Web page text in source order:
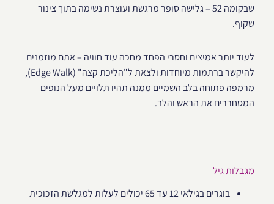
שבקומה 52 – גלישה סופר מרגשת ועוצרת נשימה בתוך צינור
שקוף.
לעוד יותר אמיצים וחסרי הפחד מחכה עוד חוויה – אתם מוזמנים
להיקשר ברתמות מיוחדות ולצאת ל"הליכת קצה" (Edge Walk),
מרמפה פתוחה בלב השמיים ממנה תהיו תלויים מעל הנופים
המסחררים את הראש והלב.
מגבלות גיל
בוגרים בגילאי 12 עד 65 יכולים לעלות למגלשת הזכוכית